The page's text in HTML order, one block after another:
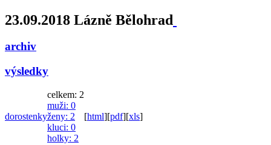
23.09.2018 Lázně Bělohrad
archiv
výsledky
dorostenky
celkem: 2
muži: 0
ženy: 2
kluci: 0
holky: 2
[html][pdf][xls]